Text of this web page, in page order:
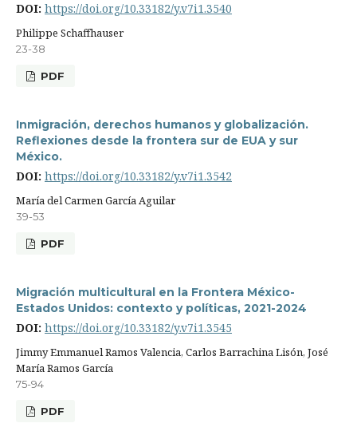
DOI: https://doi.org/10.33182/y.v7i1.3540
Philippe Schaffhauser
23-38
PDF
Inmigración, derechos humanos y globalización.
Reflexiones desde la frontera sur de EUA y sur
México.
DOI: https://doi.org/10.33182/y.v7i1.3542
María del Carmen García Aguilar
39-53
PDF
Migración multicultural en la Frontera México-
Estados Unidos: contexto y políticas, 2021-2024
DOI: https://doi.org/10.33182/y.v7i1.3545
Jimmy Emmanuel Ramos Valencia, Carlos Barrachina Lisón, José
María Ramos García
75-94
PDF